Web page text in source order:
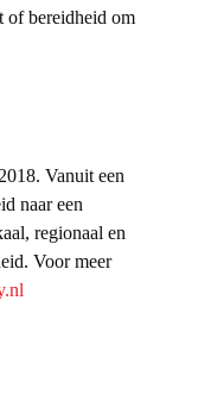
of bereidheid om
Vanuit een
naar een
regionaal en
Voor meer